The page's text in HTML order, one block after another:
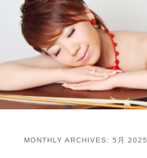
MONTHLY ARCHIVES:5月 2025